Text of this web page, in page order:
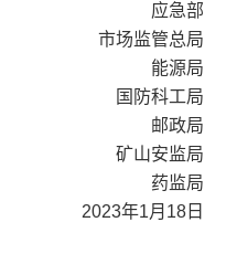
应急部
市场监管总局
能源局
国防科工局
邮政局
矿山安监局
药监局
2023年1月18日